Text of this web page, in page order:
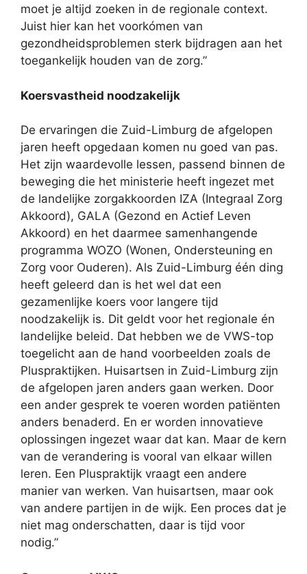
moet je altijd zoeken in de regionale context.
Juist hier kan het voorkómen van
gezondheidsproblemen sterk bijdragen aan het
toegankelijk houden van de zorg.”
Koersvastheid noodzakelijk
De ervaringen die Zuid-Limburg de afgelopen
jaren heeft opgedaan komen nu goed van pas.
Het zijn waardevolle lessen, passend binnen de
beweging die het ministerie heeft ingezet met
de landelijke zorgakkoorden IZA (Integraal Zorg
Akkoord), GALA (Gezond en Actief Leven
Akkoord) en het daarmee samenhangende
programma WOZO (Wonen, Ondersteuning en
Zorg voor Ouderen). Als Zuid-Limburg één ding
heeft geleerd dan is het wel dat een
gezamenlijke koers voor langere tijd
noodzakelijk is. Dit geldt voor het regionale én
landelijke beleid. Dat hebben we de VWS-top
toegelicht aan de hand voorbeelden zoals de
Pluspraktijken. Huisartsen in Zuid-Limburg zijn
de afgelopen jaren anders gaan werken. Door
een ander gesprek te voeren worden patiënten
anders benaderd. En er worden innovatieve
oplossingen ingezet waar dat kan. Maar de kern
van de verandering is vooral van elkaar willen
leren. Een Pluspraktijk vraagt een andere
manier van werken. Van huisartsen, maar ook
van andere partijen in de wijk. Een proces dat je
niet mag onderschatten, daar is tijd voor
nodig.”